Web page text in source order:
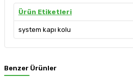
Ürün Etiketleri
system kapı kolu
Benzer Ürünler